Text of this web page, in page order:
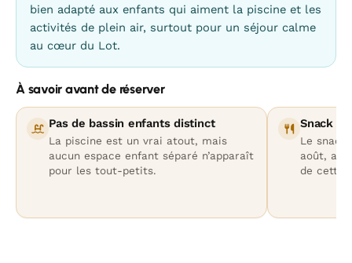
bien adapté aux enfants qui aiment la piscine et les
activités de plein air, surtout pour un séjour calme
au cœur du Lot.
À savoir avant de réserver
Pas de bassin enfants distinct
La piscine est un vrai atout, mais
aucun espace enfant séparé n’apparaît
pour les tout-petits.
Snack
Le
août,
de cette